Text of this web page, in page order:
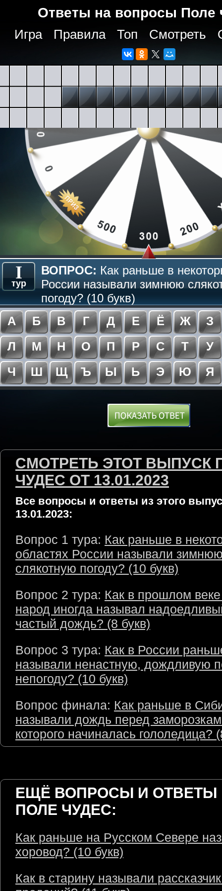
Ответы на вопросы Поле
Игра Правила Топ Смотреть
I
тур
ВОПРОС: Как раньше в
России называли зимнюю
погоду? (10 букв)
А
Б В Г Д Е Ё Ж
З
Л
М Н О П Р С Т
У
Ч
Ш Щ Ъ Ы Ь Э Ю Я
СМОТРЕТЬ ЭТОТ ВЫПУСК
ЧУДЕС ОТ 13.01.2023
Все вопросы и ответы из этого
13.01.2023:
Вопрос 1 тура: Как раньше в
областях России называли
слякотную погоду? (10 букв)
Вопрос 2 тура: Как в прошлом
народ иногда называл
частый дождь? (8 букв)
Вопрос 3 тура: Как в России
называли ненастную, дождливую
непогоду? (10 букв)
Вопрос финала: Как раньше в
называли дождь перед
которого начиналась гололедица?
ЕЩЁ ВОПРОСЫ И ОТВЕТЫ
ПОЛЕ ЧУДЕС:
Как раньше на Русском Севере
хоровод? (10 букв)
Как в старину называли